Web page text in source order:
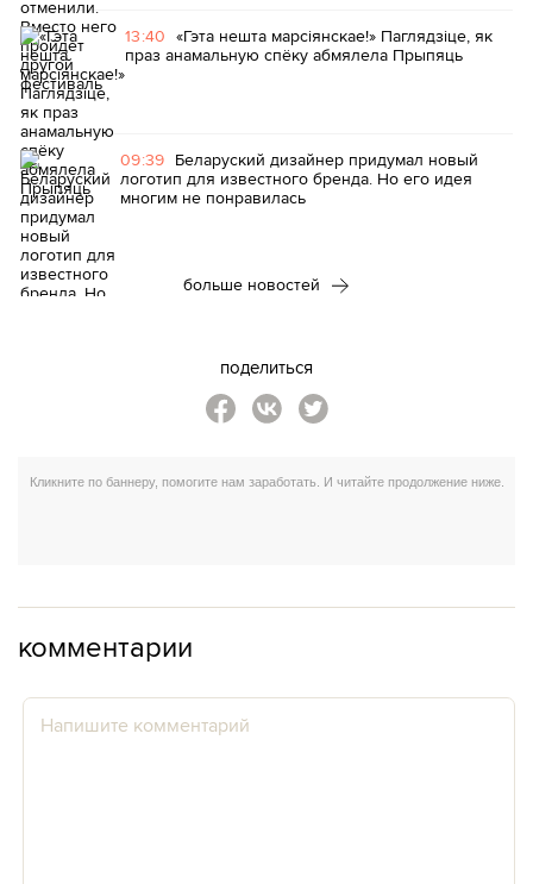
13:40 «Гэта нешта марсіянскае!» Паглядзіце, як
праз анамальную спёку абмялела Прыпяць
09:39 Беларуский дизайнер придумал новый
логотип для известного бренда. Но его идея
многим не понравилась
больше новостей
поделиться
комментарии